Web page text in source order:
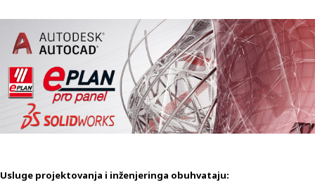
Usluge projektovanja i inženjeringa obuhvataju: